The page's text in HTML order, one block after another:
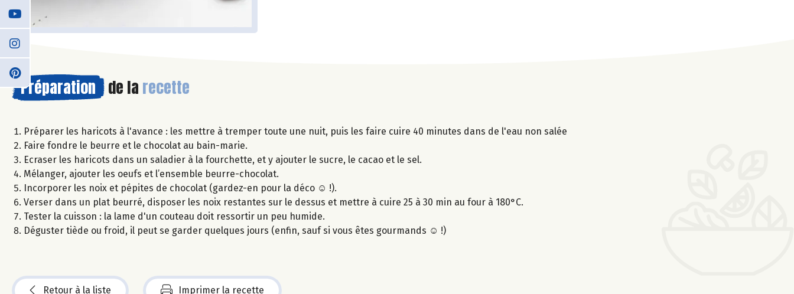
Préparation de la recette
Préparer les haricots à l'avance : les mettre à tremper toute une nuit, puis les faire cuire 40 minutes dans de l'eau non salée
Faire fondre le beurre et le chocolat au bain-marie.
Ecraser les haricots dans un saladier à la fourchette, et y ajouter le sucre, le cacao et le sel.
Mélanger, ajouter les oeufs et l’ensemble beurre-chocolat.
Incorporer les noix et pépites de chocolat (gardez-en pour la déco ☺ !).
Verser dans un plat beurré, disposer les noix restantes sur le dessus et mettre à cuire 25 à 30 min au four à 180°C.
Tester la cuisson : la lame d'un couteau doit ressortir un peu humide.
Déguster tiède ou froid, il peut se garder quelques jours (enfin, sauf si vous êtes gourmands ☺ !)
Retour à la liste Imprimer la recette